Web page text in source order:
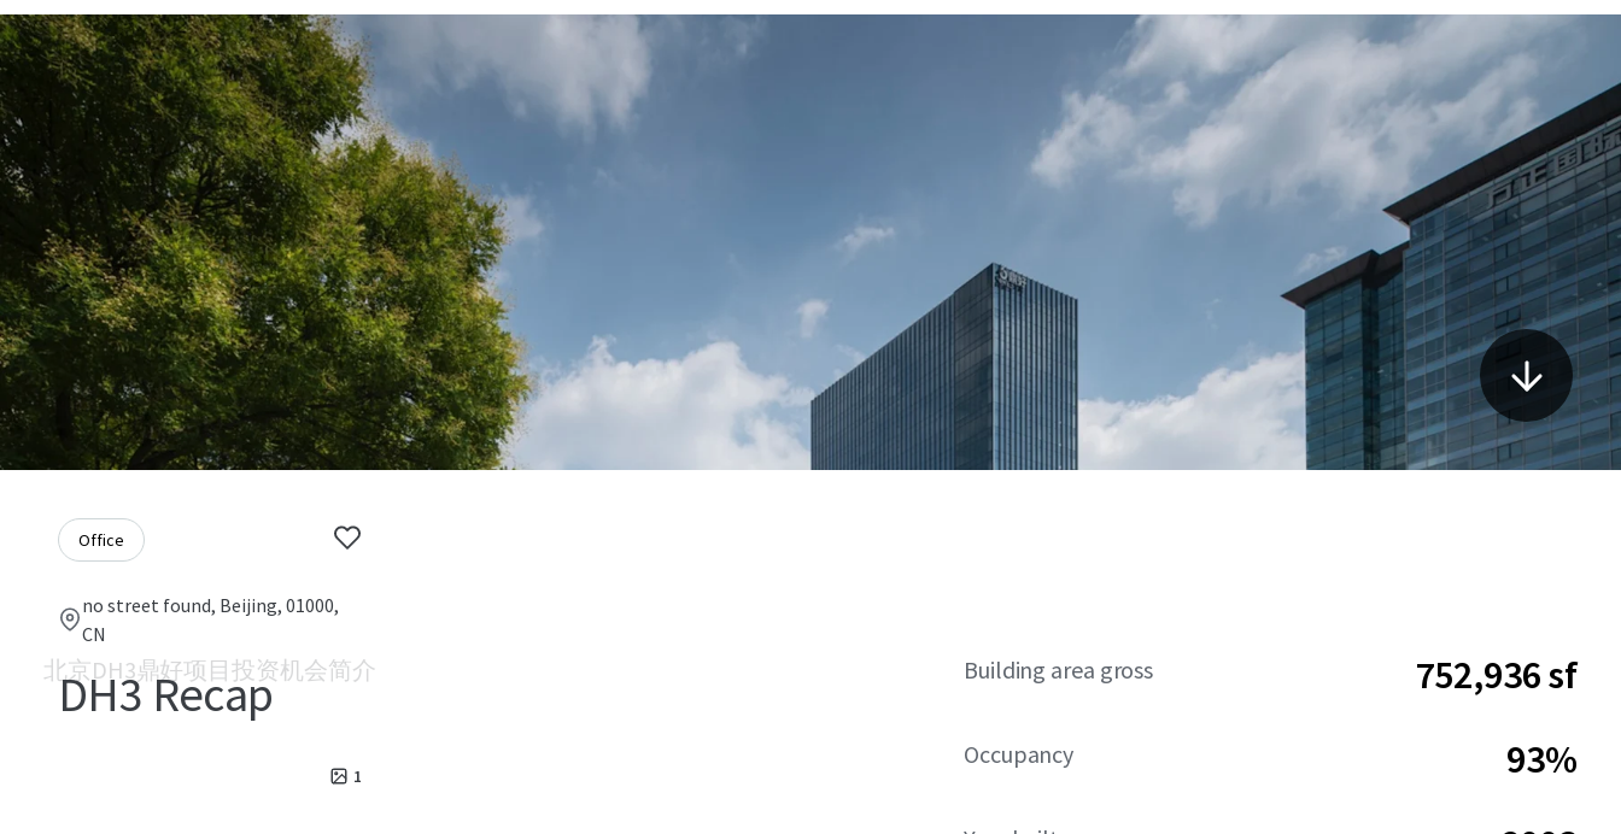
Office
no street found, Beijing, 01000,
CN
DH3 Recap
1
北京DH3鼎好项目投资机会简介 Building area gross 752,936 sf
Occupancy 93%